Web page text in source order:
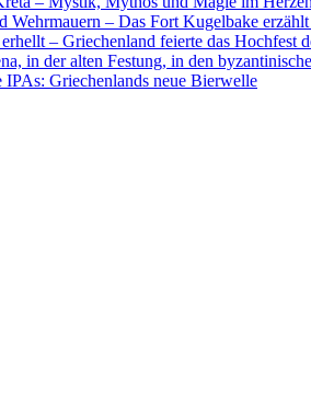
Wehrmauern – Das Fort Kugelbake
– Griechenland feierte das Hochfest
in der alten Festung, in den
Griechenlands neue Bierwelle